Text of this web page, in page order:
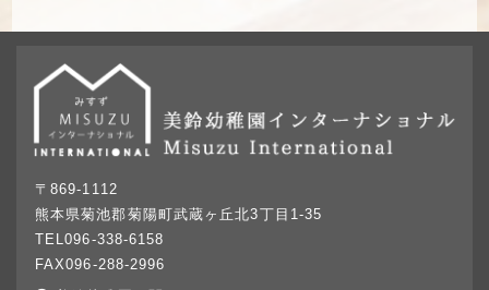
〒869-1112
熊本県菊池郡菊陽町武蔵ヶ丘北3丁目1-35
TEL096-338-6158
FAX096-288-2996